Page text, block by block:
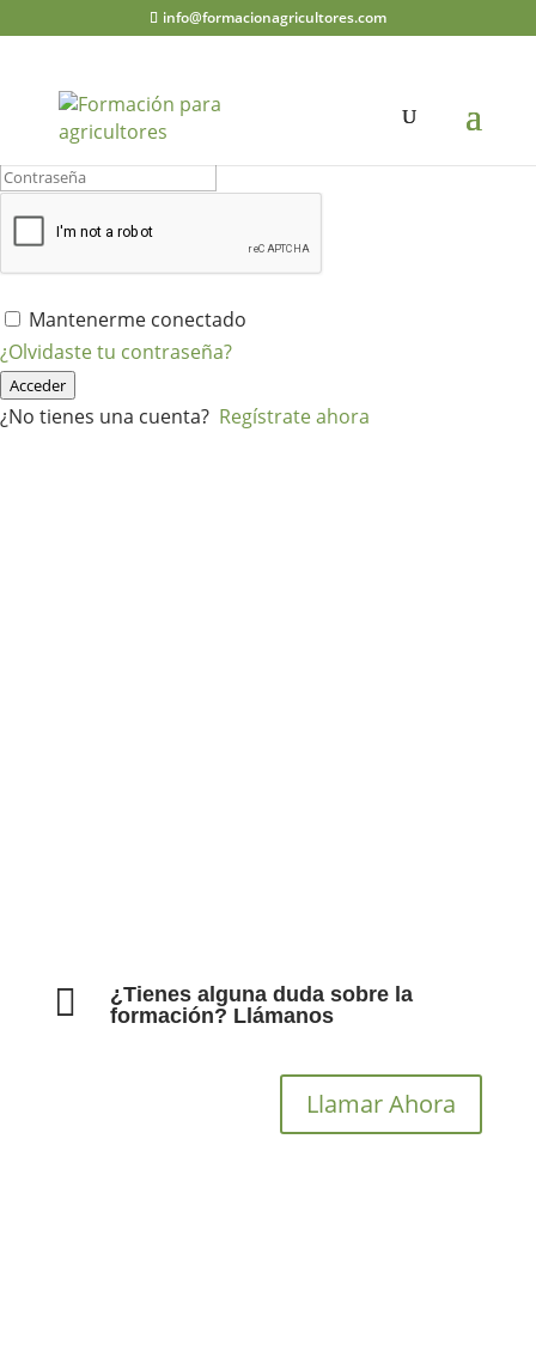
info@formacionagricultores.com
¡Hola, bienvenido de nuevo!
Mantenerme conectado
¿Olvidaste tu contraseña?
Acceder
¿No tienes una cuenta? Regístrate ahora

¿Tienes alguna duda sobre la
formación? Llámanos
Llamar Ahora